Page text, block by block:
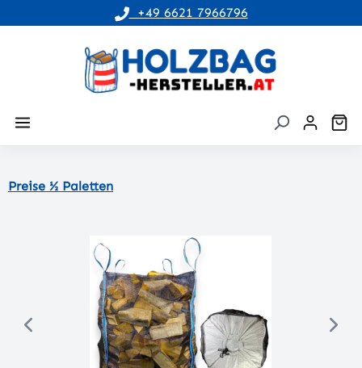
+49 6621 7966796
Preise ½ Paletten
Bildergalerie überspringen